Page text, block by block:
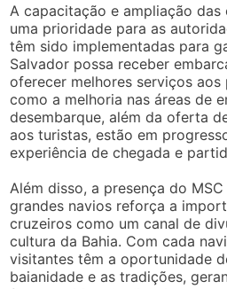
A capacitação e ampliação
uma prioridade para as
têm sido implementadas para
Salvador possa receber
oferecer melhores serviços aos
como a melhoria nas áreas de
desembarque, além da oferta
aos turistas, estão em
experiência de chegada e
Além disso, a presença do
grandes navios reforça a
cruzeiros como um canal de
cultura da Bahia. Com cada
visitantes têm a oportunidade
baianidade e as tradições,